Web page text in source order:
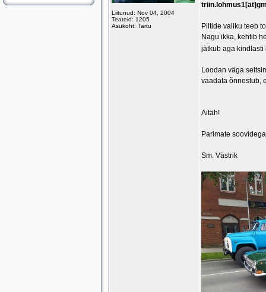
Liitunud: Nov 04, 2004
Teateid: 1205
Asukoht: Tartu
Piltide valiku teeb
Nagu ikka, kehtib
jätkub aga
Loodan väga
vaadata õnnestub,
Aitäh!
Parimate
Sm. Västrik